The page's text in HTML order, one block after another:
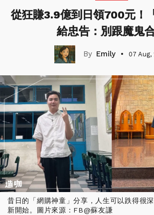
從狂賺3.9億到日領700元！
給忠告：別跟魔鬼
Emily 07 Aug,
昔日的「網購神童」分享，人生可以跌得很
新開始。圖片來源：FB@蘇友謙